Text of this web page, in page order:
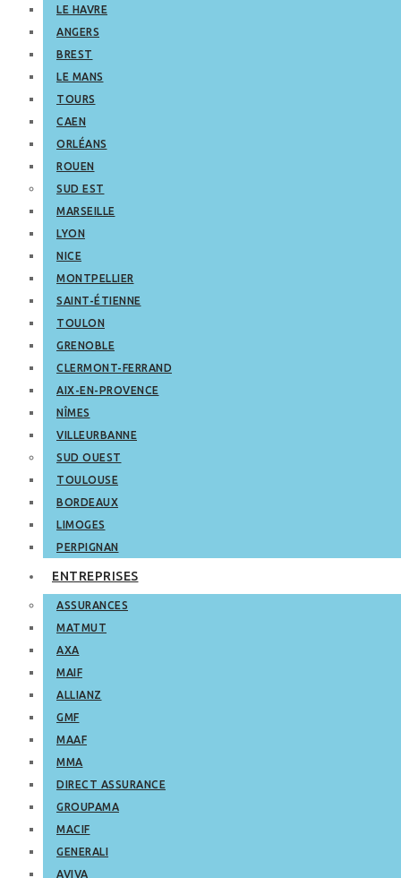
LE HAVRE
ANGERS
BREST
LE MANS
TOURS
CAEN
ORLÉANS
ROUEN
SUD EST
MARSEILLE
LYON
NICE
MONTPELLIER
SAINT-ÉTIENNE
TOULON
GRENOBLE
CLERMONT-FERRAND
AIX-EN-PROVENCE
NÎMES
VILLEURBANNE
SUD OUEST
TOULOUSE
BORDEAUX
LIMOGES
PERPIGNAN
ENTREPRISES
ASSURANCES
MATMUT
AXA
MAIF
ALLIANZ
GMF
MAAF
MMA
DIRECT ASSURANCE
GROUPAMA
MACIF
GENERALI
AVIVA